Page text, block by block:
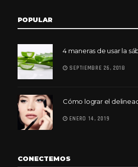
POPULAR
4 maneras de usar la
SEPTIEMBRE 26, 2018
Cómo lograr el
ENERO 14, 2019
CONECTEMOS